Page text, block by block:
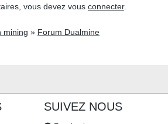
vous devez vous connecter.
mining » Forum Dualmine
SUIVEZ NOUS